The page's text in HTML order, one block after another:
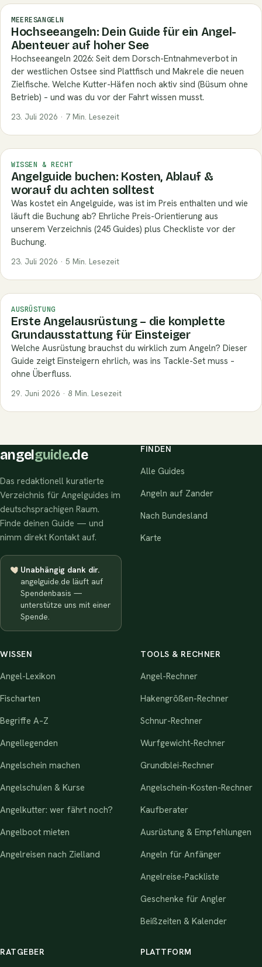
MEERESANGELN
Hochseeangeln: Dein Guide für ein Angel-
Abenteuer auf hoher See
Hochseeangeln 2026: Seit dem Dorsch-Entnahmeverbot in
der westlichen Ostsee sind Plattfisch und Makrele die neuen
Zielfische. Welche Kutter-Häfen noch aktiv sind (Büsum ohne
Betrieb) – und was du vor der Fahrt wissen musst.
23. Juli 2026 · 7 Min. Lesezeit
WISSEN & RECHT
Angelguide buchen: Kosten, Ablauf &
worauf du achten solltest
Was kostet ein Angelguide, was ist im Preis enthalten und wie
läuft die Buchung ab? Ehrliche Preis-Orientierung aus
unserem Verzeichnis (245 Guides) plus Checkliste vor der
Buchung.
23. Juli 2026 · 5 Min. Lesezeit
AUSRÜSTUNG
Erste Angelausrüstung – die komplette
Grundausstattung für Einsteiger
Welche Ausrüstung brauchst du wirklich zum Angeln? Dieser
Guide zeigt Einsteigern ehrlich, was ins Tackle-Set muss –
ohne Überfluss.
29. Juni 2026 · 8 Min. Lesezeit
angel guide.de
Das redaktionell kuratierte
Verzeichnis für Angelguides im
deutschsprachigen Raum.
Finde deinen Guide — und
nimm direkt Kontakt auf.
Unabhängig dank dir.
angelguide.de läuft auf
Spendenbasis —
unterstütze uns mit einer
Spende.
FINDEN
Alle Guides
Angeln auf Zander
Nach Bundesland
Karte
WISSEN
Angel-Lexikon
Fischarten
Begriffe A–Z
Angellegenden
Angelschein machen
Angelschulen & Kurse
Angelkutter: wer fährt noch?
Angelboot mieten
Angelreisen nach Zielland
TOOLS & RECHNER
Angel-Rechner
Hakengrößen-Rechner
Schnur-Rechner
Wurfgewicht-Rechner
Grundblei-Rechner
Angelschein-Kosten-Rechner
Kaufberater
Ausrüstung & Empfehlungen
Angeln für Anfänger
Angelreise-Packliste
Geschenke für Angler
Beißzeiten & Kalender
RATGEBER PLATTFORM